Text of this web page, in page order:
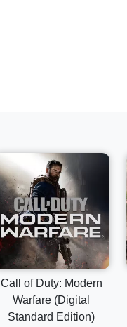
Call of Duty: Modern
Warfare (Digital
Standard Edition)